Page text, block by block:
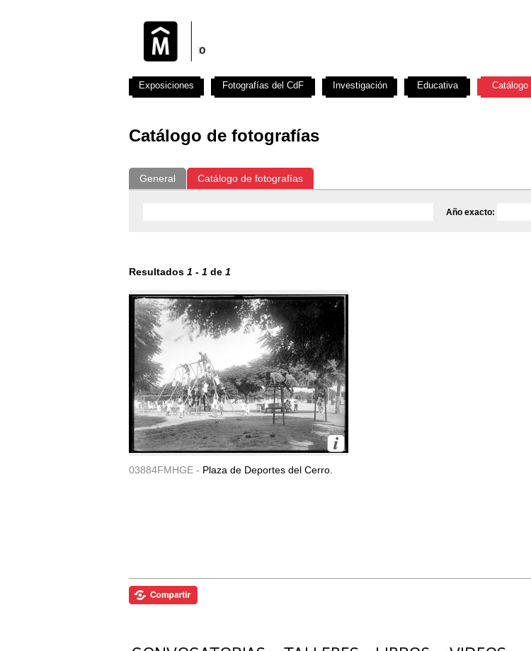
Catálogo de fotografías
General Catálogo de fotografías
Año exacto:
Resultados 1 - 1 de 1
03884FMHGE - Plaza de Deportes del Cerro.
Exposiciones Fotografías del CdF Investigación Educativa Catálogo